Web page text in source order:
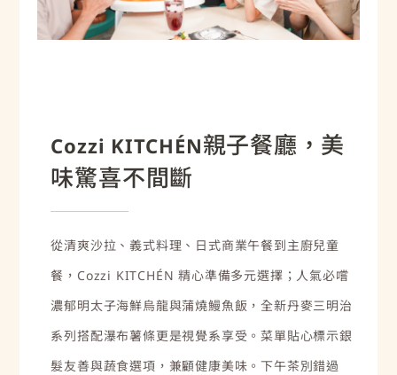
Cozzi KITCHÉN親子餐廳，美
味驚喜不間斷
從清爽沙拉、義式料理、日式商業午餐到主廚兒童
餐，Cozzi KITCHÉN 精心準備多元選擇；人氣必嚐
濃郁明太子海鮮烏龍與蒲燒鰻魚飯，全新丹麥三明治
系列搭配瀑布薯條更是視覺系享受。菜單貼心標示銀
髮友善與蔬食選項，兼顧健康美味。下午茶別錯過